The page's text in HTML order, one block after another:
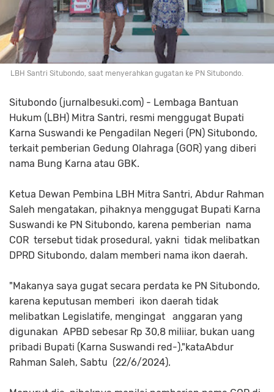
LBH Santri Situbondo, saat menyerahkan gugatan ke PN Situbondo.
Situbondo (jurnalbesuki.com) - Lembaga Bantuan
Hukum (LBH) Mitra Santri, resmi menggugat Bupati
Karna Suswandi ke Pengadilan Negeri (PN) Situbondo,
terkait pemberian Gedung Olahraga (GOR) yang diberi
nama Bung Karna atau GBK.
Ketua Dewan Pembina LBH Mitra Santri, Abdur Rahman
Saleh mengatakan, pihaknya menggugat Bupati Karna
Suswandi ke PN Situbondo, karena pemberian nama
COR tersebut tidak prosedural, yakni tidak melibatkan
DPRD Situbondo, dalam memberi nama ikon daerah.
"Makanya saya gugat secara perdata ke PN Situbondo,
karena keputusan memberi ikon daerah tidak
melibatkan Legislatife, mengingat anggaran yang
digunakan APBD sebesar Rp 30,8 miliiar, bukan uang
pribadi Bupati (Karna Suswandi red-),"kataAbdur
Rahman Saleh, Sabtu (22/6/2024).